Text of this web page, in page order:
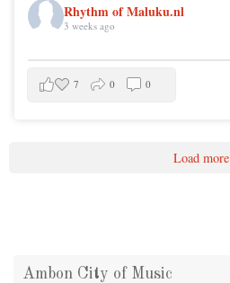
Rhythm of Maluku.nl
3 weeks ago
7 0 0
Load more
Ambon City of Music